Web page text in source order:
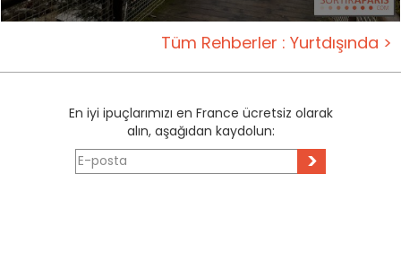
Tüm Rehberler : Yurtdışında >
En iyi ipuçlarımızı en France ücretsiz olarak
alın, aşağıdan kaydolun:
>